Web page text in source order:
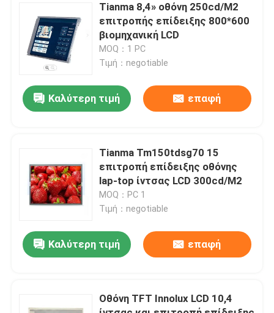
Βίντεο
Σχετικά με εμάς
Επισκέψεις στο εργοστάσιο
Έλεγχος Ποιότητας
Επικοινωνήστε μαζί μας
Ειδήσεις
Υπολογιστές όλος--ένα
Tianma 8,4» οθόνη 250cd/M2
επιτροπής επίδειξης 800*600
βιομηχανική LCD
MOQ：1 PC
Τιμή：negotiable
Καλύτερη τιμή επαφή
Tianma Tm150tdsg70 15
επιτροπή επίδειξης οθόνης
lap-top ίντσας LCD 300cd/M2
MOQ：PC 1
Τιμή：negotiable
Καλύτερη τιμή επαφή
Οθόνη TFT Innolux LCD 10,4